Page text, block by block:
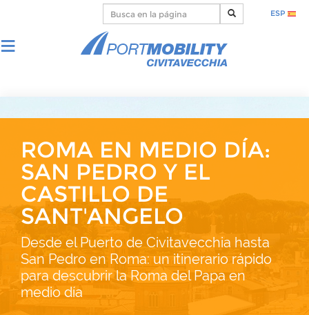
ESP
ROMA EN MEDIO DÍA:
SAN PEDRO Y EL
CASTILLO DE
SANT'ANGELO
Desde el Puerto de Civitavecchia hasta
San Pedro en Roma: un itinerario rápido
para descubrir la Roma del Papa en
medio día